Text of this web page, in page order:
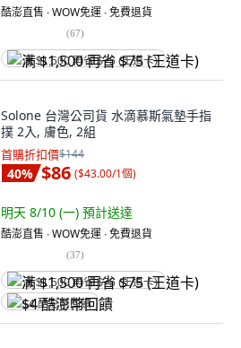
酷澎直售 ∙ WOW免運 ∙ 免費退貨
(67)
满 $1,500 再省 $75 (王道卡)
Solone 台灣公司貨 水滴慕斯氣墊手指
撲 2入, 膚色, 2組
首購折扣價$144
40% $86 ($43.00/1個)
明天 8/10 (一) 預計送達
酷澎直售 ∙ WOW免運 ∙ 免費退貨
(37)
满 $1,500 再省 $75 (王道卡)
$4 酷澎幣回饋